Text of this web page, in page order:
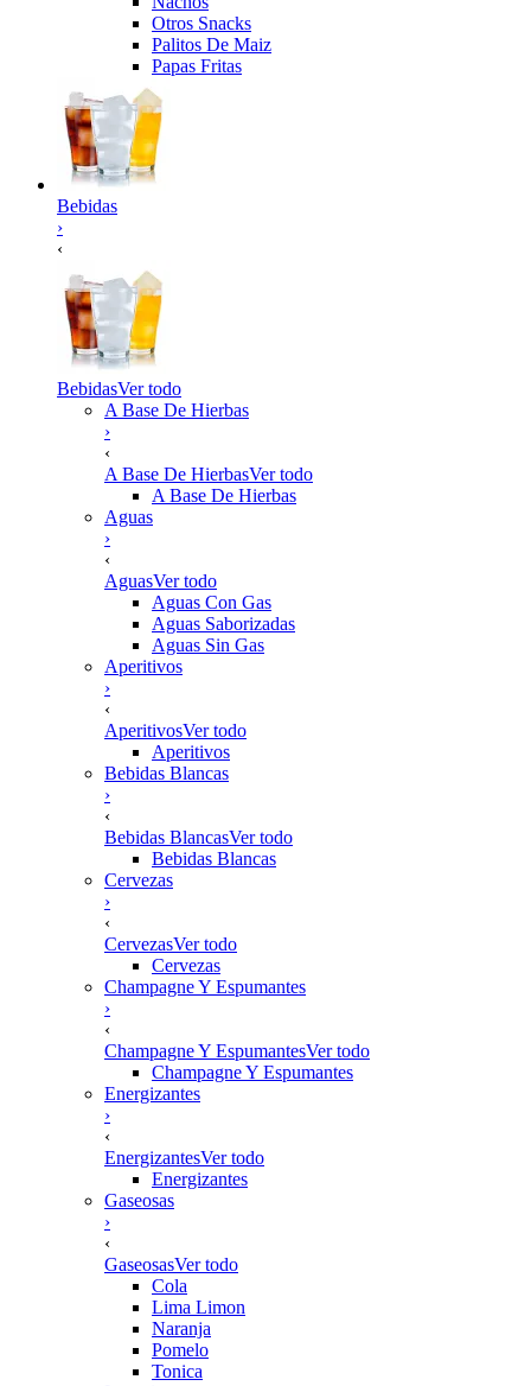
Otros Snacks
Palitos De Maiz
Papas Fritas
Bebidas
›
‹
BebidasVer todo
A Base De Hierbas
›
‹
A Base De HierbasVer todo
A Base De Hierbas
Aguas
›
‹
AguasVer todo
Aguas Con Gas
Aguas Saborizadas
Aguas Sin Gas
Aperitivos
›
‹
AperitivosVer todo
Aperitivos
Bebidas Blancas
›
‹
Bebidas BlancasVer todo
Bebidas Blancas
Cervezas
›
‹
CervezasVer todo
Cervezas
Champagne Y Espumantes
›
‹
Champagne Y EspumantesVer todo
Champagne Y Espumantes
Energizantes
›
‹
EnergizantesVer todo
Energizantes
Gaseosas
›
‹
GaseosasVer todo
Cola
Lima Limon
Naranja
Pomelo
Tonica